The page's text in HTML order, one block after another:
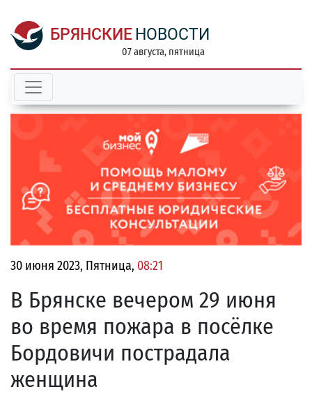
БРЯНСКИЕ НОВОСТИ
07 августа, пятница
30 июня 2023, Пятница, 08:21
В Брянске вечером 29 июня
во время пожара в посёлке
Бордовичи пострадала
женщина